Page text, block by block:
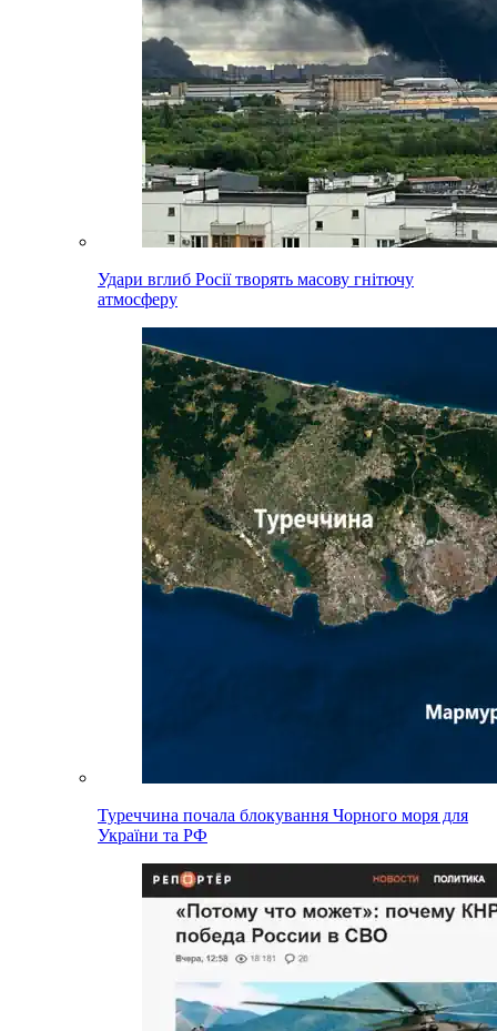
Удари вглиб Росії творять масову гнітючу
атмосферу
Туреччина почала блокування Чорного моря для
України та РФ